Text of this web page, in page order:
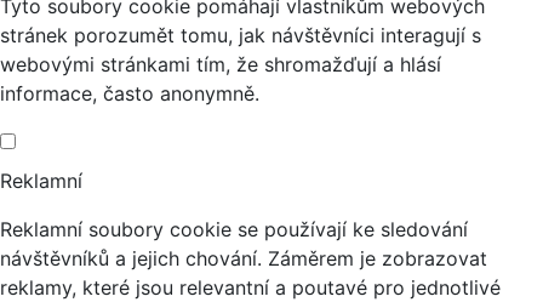
Tyto soubory cookie pomáhají vlastníkům webových
stránek porozumět tomu, jak návštěvníci interagují s
webovými stránkami tím, že shromažďují a hlásí
informace, často anonymně.
Reklamní
Reklamní soubory cookie se používají ke sledování
návštěvníků a jejich chování. Záměrem je zobrazovat
reklamy, které jsou relevantní a poutavé pro jednotlivé